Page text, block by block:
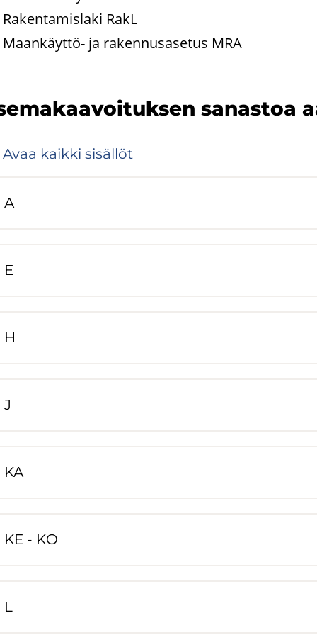
Ra­ken­ta­mis­la­ki RakL
Maankäyttö-​ ja ra­ken­nus­a­se­tus MRA
sa­nas­toa
Avaa kaik­ki si­säl­löt
A
E
H
J
KA
KE - KO
L